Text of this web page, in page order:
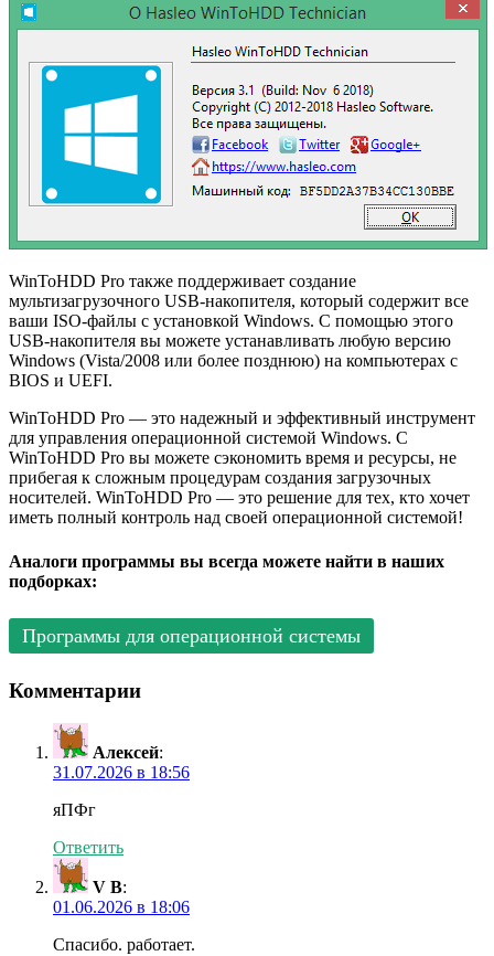
WinToHDD Pro также поддерживает создание
мультизагрузочного USB-накопителя, который содержит все
ваши ISO-файлы с установкой Windows. С помощью этого
USB-накопителя вы можете устанавливать любую версию
Windows (Vista/2008 или более позднюю) на компьютерах с
BIOS и UEFI.
WinToHDD Pro — это надежный и эффективный инструмент
для управления операционной системой Windows. С
WinToHDD Pro вы можете сэкономить время и ресурсы, не
прибегая к сложным процедурам создания загрузочных
носителей. WinToHDD Pro — это решение для тех, кто хочет
иметь полный контроль над своей операционной системой!
Аналоги программы вы всегда можете найти в наших
подборках:
Программы для операционной системы
Комментарии
Алексей:
31.07.2026 в 18:56
яПФг
Ответить
V B:
01.06.2026 в 18:06
Спасибо. работает.